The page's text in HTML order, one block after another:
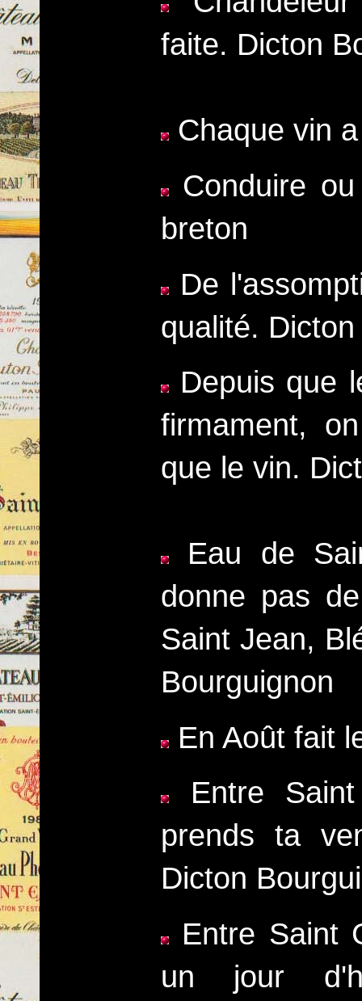
faite. Dicton
Chaque vin
Conduire
breton
De
qualité.
Depuis que
firmament,
que le vin.
Eau de
donne pas
Saint Jean,
Bourguignon
En Août fait
Entre
prends ta
Dicton
Entre Saint
un jour